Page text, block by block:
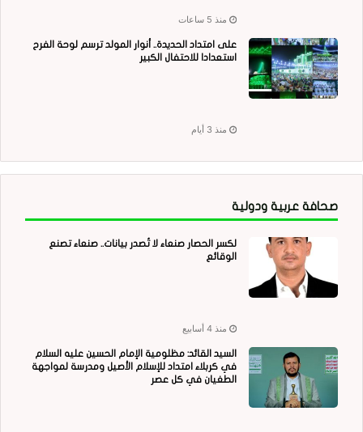
منذ 5 ساعات
على امتداد الحديدة.. أنوار المولد ترسم لوحة الفرح
استعدادا للاحتفال الكبير
منذ 3 أيام
صحافة عربية ودولية
لكسر الحصار صنعاء لا تُصدر بيانات.. صنعاء تصنع
الوقائع
منذ 4 أسابيع
السيد القائد: مظلومية الإمام الحسين عليه السلام
في كربلاء امتداد للإسلام الأصيل ومدرسة لمواجهة
الطغيان في كل عصر